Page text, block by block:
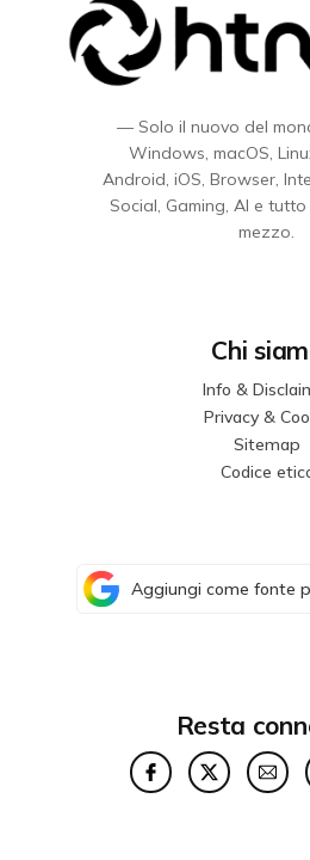
— Solo il nuovo del
Windows, macOS,
Android, iOS, Browser,
Social, Gaming, AI e
mezzo.
Chi
Info &
Privacy &
Sitemap
Codice
Aggiungi come fonte
Resta